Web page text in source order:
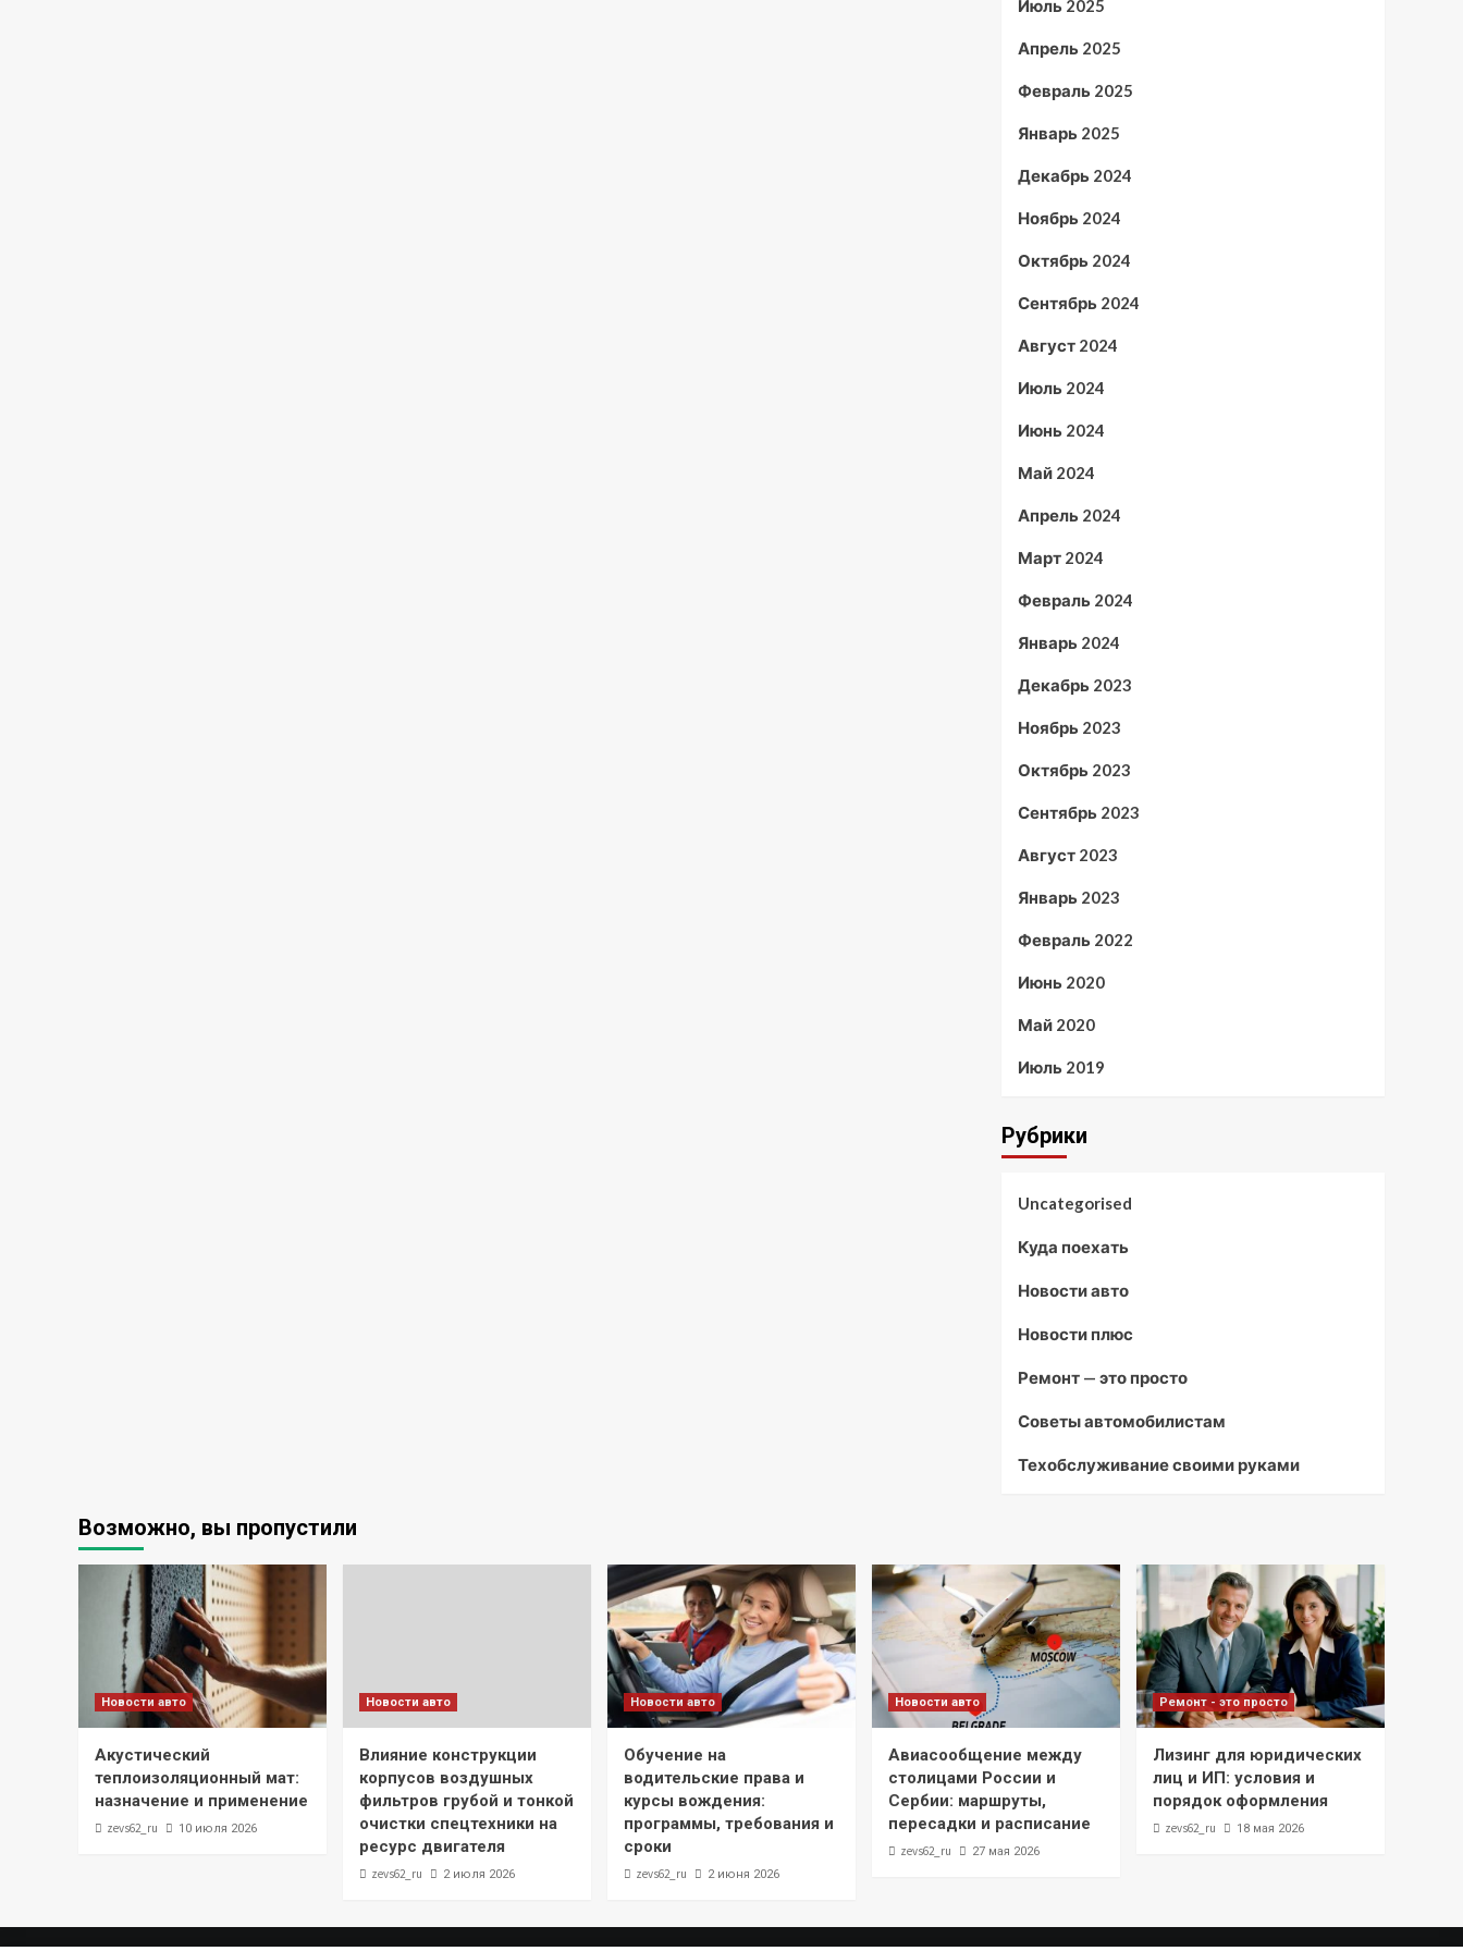
Июль 2025
Апрель 2025
Февраль 2025
Январь 2025
Декабрь 2024
Ноябрь 2024
Октябрь 2024
Сентябрь 2024
Август 2024
Июль 2024
Июнь 2024
Май 2024
Апрель 2024
Март 2024
Февраль 2024
Январь 2024
Декабрь 2023
Ноябрь 2023
Октябрь 2023
Сентябрь 2023
Август 2023
Январь 2023
Февраль 2022
Июнь 2020
Май 2020
Июль 2019
Рубрики
Uncategorised
Куда поехать
Новости авто
Новости плюс
Ремонт — это просто
Советы автомобилистам
Техобслуживание своими руками
Возможно, вы пропустили
Новости авто
Акустический
теплоизоляционный мат:
назначение и применение
zevs62_ru 10 июля 2026
Новости авто
Влияние конструкции
корпусов воздушных
фильтров грубой и тонкой
очистки спецтехники на
ресурс двигателя
zevs62_ru 2 июля 2026
Новости авто
Обучение на
водительские права и
курсы вождения:
программы, требования и
сроки
zevs62_ru 2 июня 2026
Новости авто
Авиасообщение между
столицами России и
Сербии: маршруты,
пересадки и расписание
zevs62_ru 27 мая 2026
Ремонт - это просто
Лизинг для юридических
лиц и ИП: условия и
порядок оформления
zevs62_ru 18 мая 2026